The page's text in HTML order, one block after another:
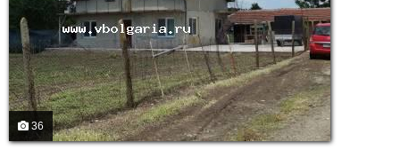
36